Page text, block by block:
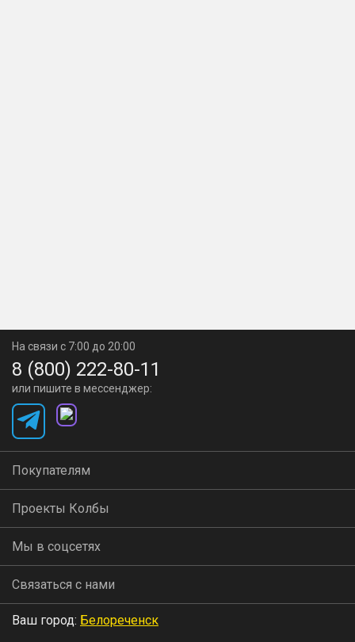
На связи с 7:00 до 20:00
8 (800) 222-80-11
или пишите в мессенджер:
Покупателям
Проекты Колбы
Мы в соцсетях
Связаться с нами
Ваш город: Белореченск